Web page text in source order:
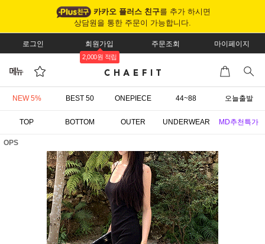
카카오 플러스 친구를 추가 하시면
상담원을 통한 주문이 가능합니다.
로그인 회원가입
2,000원 적립
주문조회 마이페이지
NEW 5% BEST 50 ONEPIECE 44~88 오늘출발
TOP BOTTOM OUTER UNDERWEAR MD추천특가
OPS